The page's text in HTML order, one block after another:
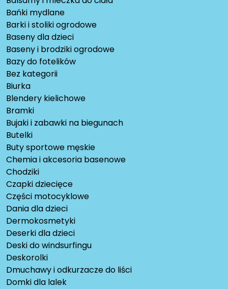
Bańki mydlane
Barki i stoliki ogrodowe
Baseny dla dzieci
Baseny i brodziki ogrodowe
Bazy do fotelików
Bez kategorii
Biurka
Blendery kielichowe
Bramki
Bujaki i zabawki na biegunach
Butelki
Buty sportowe męskie
Chemia i akcesoria basenowe
Chodziki
Czapki dziecięce
Części motocyklowe
Dania dla dzieci
Dermokosmetyki
Deserki dla dzieci
Deski do windsurfingu
Deskorolki
Dmuchawy i odkurzacze do liści
Domki dla lalek